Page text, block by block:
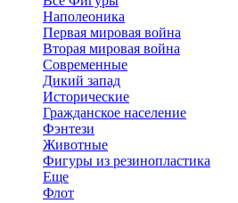
Наполеоника
Первая мировая война
Вторая мировая война
Современные
Дикий запад
Исторические
Гражданское население
Фэнтези
Животные
Фигуры из резинопластика
Еще
Флот